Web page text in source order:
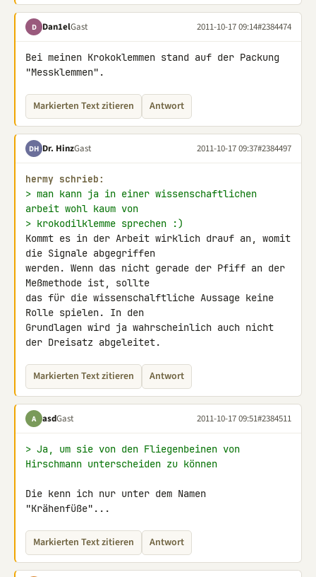
D Dan1elGast 2011-10-17 09:14#2384474
Bei meinen Krokoklemmen stand auf der Packung
"Messklemmen".
Markierten Text zitieren Antwort
DH Dr. HinzGast 2011-10-17 09:37#2384497
hermy schrieb:
> man kann ja in einer wissenschaftlichen
arbeit wohl kaum von
> krokodilklemme sprechen :)
Kommt es in der Arbeit wirklich drauf an, womit
die Signale abgegriffen
werden. Wenn das nicht gerade der Pfiff an der
Meßmethode ist, sollte
das für die wissenschalftliche Aussage keine
Rolle spielen. In den
Grundlagen wird ja wahrscheinlich auch nicht
der Dreisatz abgeleitet.
Markierten Text zitieren Antwort
A asdGast 2011-10-17 09:51#2384511
> Ja, um sie von den Fliegenbeinen von
Hirschmann unterscheiden zu können
Die kenn ich nur unter dem Namen
"Krähenfüße"...
Markierten Text zitieren Antwort